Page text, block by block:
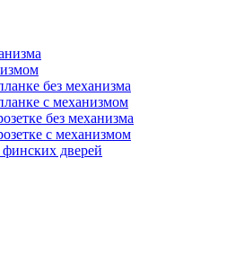
без механизма
с механизмом
без механизма
с механизмом
дверей